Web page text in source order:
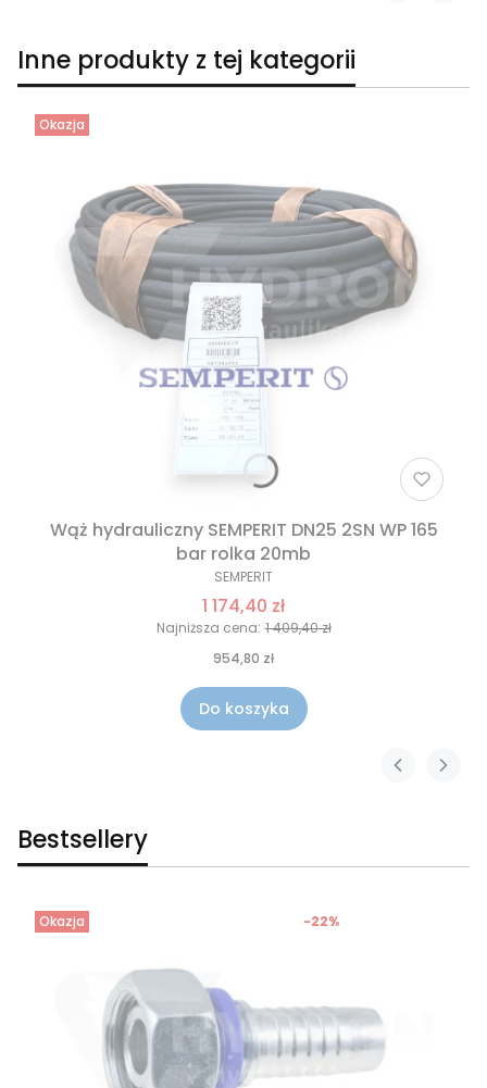
Inne produkty z tej kategorii
Okazja
Wąż hydrauliczny SEMPERIT DN25 2SN WP 165
bar rolka 20mb
SEMPERIT
1 174,40 zł
Najniższa cena: 1 409,40 zł
954,80 zł
Do koszyka
Bestsellery
Okazja -22%